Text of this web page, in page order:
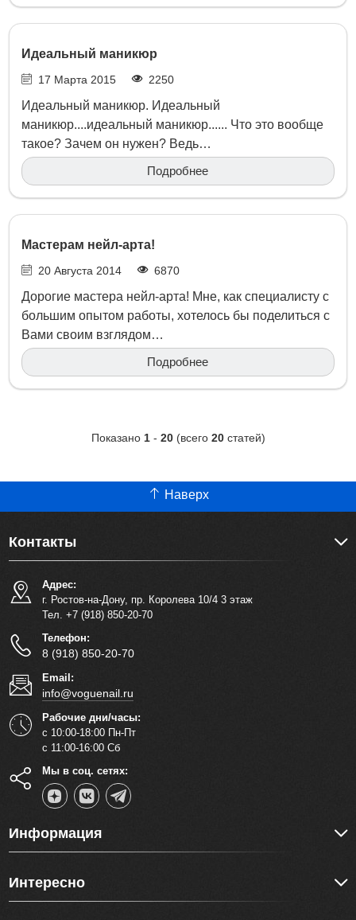
Идеальный маникюр
17 Марта 2015 2250
Идеальный маникюр. Идеальный
маникюр....идеальный маникюр...... Что это вообще
такое? Зачем он нужен? Ведь…
Подробнее
Мастерам нейл-арта!
20 Августа 2014 6870
Дорогие мастера нейл-арта! Мне, как специалисту с
большим опытом работы, хотелось бы поделиться с
Вами своим взглядом…
Подробнее
Показано 1- 20(всего 20статей)
Наверх
Контакты
Адрес:
г. Ростов-на-Дону, пр. Королева 10/4 3 этаж
Тел. +7 (918) 850-20-70
Телефон:
8 (918) 850-20-70
Email:
info@voguenail.ru
Рабочие дни/часы:
с 10:00-18:00 Пн-Пт
с 11:00-16:00 Сб
Мы в соц. сетях:
Информация
Интересно